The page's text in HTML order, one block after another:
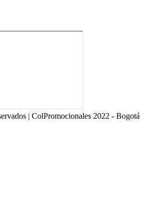
| ColPromocionales 2022 - Bogotá